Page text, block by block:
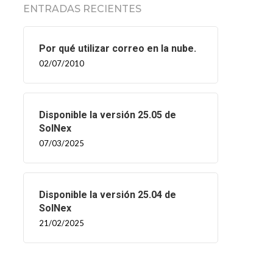
ENTRADAS RECIENTES
Por qué utilizar correo en la nube.
02/07/2010
Disponible la versión 25.05 de
SolNex
07/03/2025
Disponible la versión 25.04 de
SolNex
21/02/2025